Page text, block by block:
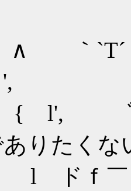
｀
ﾞ
りたくな
ｆ￣